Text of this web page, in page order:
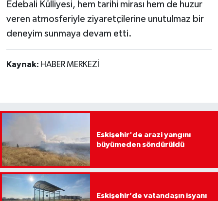
Edebali Külliyesi, hem tarihi mirası hem de huzur
veren atmosferiyle ziyaretçilerine unutulmaz bir
deneyim sunmaya devam etti.
Kaynak: HABER MERKEZİ
Eskişehir'de arazi yangını
büyümeden söndürüldü
Eskişehir’de vatandaşın isyanı